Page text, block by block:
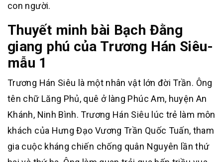
con người.
Thuyết minh bài Bạch Đằng
giang phú của Trương Hán Siêu-
mẫu 1
Trương Hán Siêu là một nhân vật lớn đời Trần. Ông
tên chữ Lăng Phủ, quê ở làng Phúc Am, huyện An
Khánh, Ninh Bình. Trương Hán Siêu lúc trẻ làm môn
khách của Hưng Đạo Vương Trần Quốc Tuấn, tham
gia cuộc kháng chiến chống quân Nguyên lần thứ